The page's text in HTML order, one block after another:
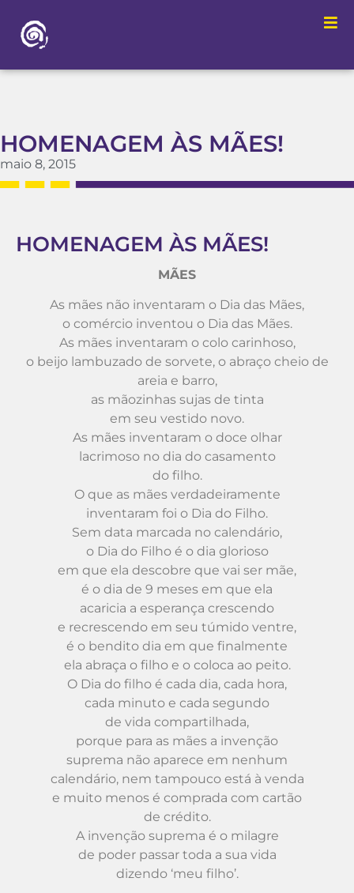
HOMENAGEM ÀS MÃES!
maio 8, 2015
HOMENAGEM ÀS MÃES!
MÃES
As mães não inventaram o Dia das Mães,
o comércio inventou o Dia das Mães.
As mães inventaram o colo carinhoso,
o beijo lambuzado de sorvete, o abraço cheio de
areia e barro,
as mãozinhas sujas de tinta
em seu vestido novo.
As mães inventaram o doce olhar
lacrimoso no dia do casamento
do filho.
O que as mães verdadeiramente
inventaram foi o Dia do Filho.
Sem data marcada no calendário,
o Dia do Filho é o dia glorioso
em que ela descobre que vai ser mãe,
é o dia de 9 meses em que ela
acaricia a esperança crescendo
e recrescendo em seu túmido ventre,
é o bendito dia em que finalmente
ela abraça o filho e o coloca ao peito.
O Dia do filho é cada dia, cada hora,
cada minuto e cada segundo
de vida compartilhada,
porque para as mães a invenção
suprema não aparece em nenhum
calendário, nem tampouco está à venda
e muito menos é comprada com cartão
de crédito.
A invenção suprema é o milagre
de poder passar toda a sua vida
dizendo ‘meu filho’.